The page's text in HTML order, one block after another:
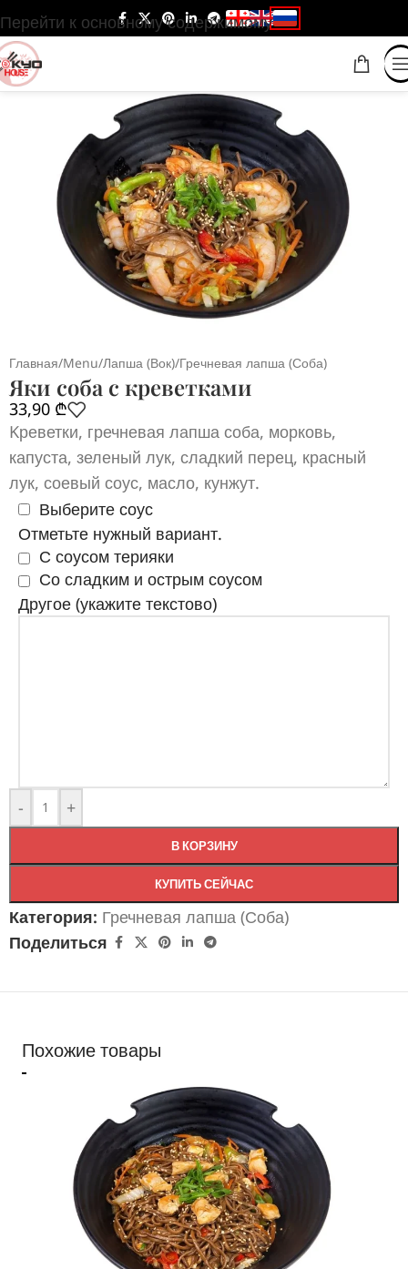
Перейти к основному содержимому
Главная/Menu/Лапша (Вок)/Гречневая лапша (Соба)
Яки соба с креветками
33,90 ₾
Kреветки, гречневая лапша соба, морковь,
капуста, зеленый лук, сладкий перец, красный
лук, соевый соус, масло, кунжут.
Выберите соус
Отметьте нужный вариант.
С соусом терияки
Со сладким и острым соусом
Другое (укажите текстово)
- +
В КОРЗИНУ
КУПИТЬ СЕЙЧАС
Категория: Гречневая лапша (Соба)
Поделиться
Похожие товары